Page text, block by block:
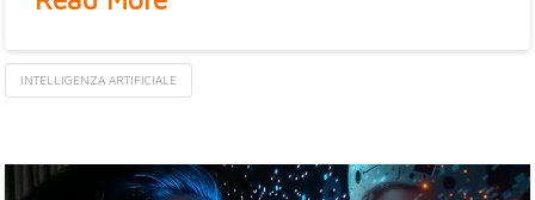
INTELLIGENZA ARTIFICIALE